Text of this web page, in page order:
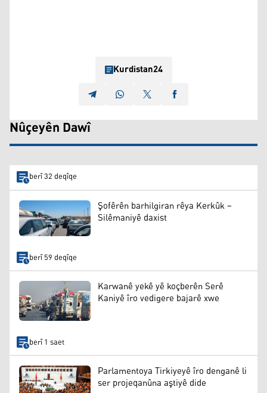
Kurdistan24
Nûçeyên Dawî
berî 32 deqîqe
Şofêrên barhilgiran rêya Kerkûk –
Silêmaniyê daxist
berî 59 deqîqe
Karwanê yekê yê koçberên Serê
Kaniyê îro vedigere bajarê xwe
berî 1 saet
Parlamentoya Tirkiyeyê îro denganê li
ser projeqanûna aştiyê dide